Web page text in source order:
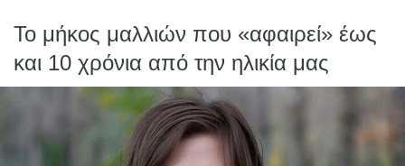
Το μήκος μαλλιών που «αφαιρεί» έως
και 10 χρόνια από την ηλικία μας